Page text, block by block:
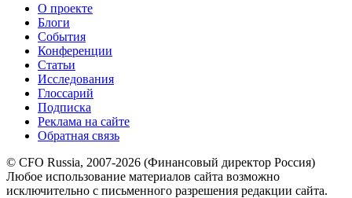
О проекте
Блоги
События
Конференции
Статьи
Исследования
Глоссарий
Подписка
Реклама на сайте
Обратная связь
© CFO Russia, 2007-2026 (Финансовый директор Россия)
Любое использование материалов сайта возможно
исключительно с письменного разрешения редакции сайта.